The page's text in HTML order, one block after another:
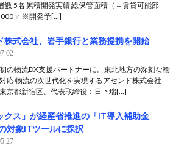
数 5名 累積開発実績 総保管面積（＝賃貸可能部
㎡ ※開発予[…]
株式会社、岩手銀行と業務提携を開始
の物流DX支援パートナーに。東北地方の深刻な輸
応 物流の次世代化を実現するアセンド株式会社
東京都新宿区、代表取締役：日下瑞[…]
クス」が経産省推進の「IT導入補助金
対象ITツールに採択